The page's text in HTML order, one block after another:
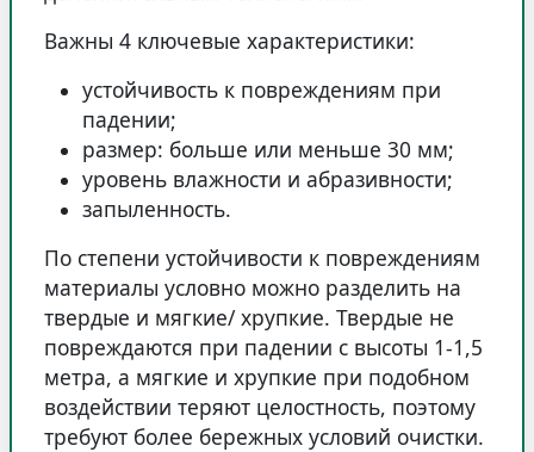
Важны 4 ключевые характеристики:
устойчивость к повреждениям при
падении;
размер: больше или меньше 30 мм;
уровень влажности и абразивности;
запыленность.
По степени устойчивости к повреждениям
материалы условно можно разделить на
твердые и мягкие/ хрупкие. Твердые не
повреждаются при падении с высоты 1-1,5
метра, а мягкие и хрупкие при подобном
воздействии теряют целостность, поэтому
требуют более бережных условий очистки.